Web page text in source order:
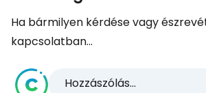
Ha bármilyen kérdése vagy
kapcsolatban...
Hozzászólás...